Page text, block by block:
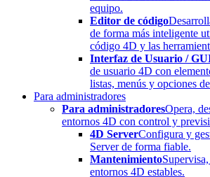
equipo.
Editor de código
de forma más inteligente
código 4D y las
Interfaz de Usuario /
de usuario 4D con
listas, menús y opciones
Para administradores
Para administradoresOpera,
entornos 4D con control y
4D ServerConfigura y
Server de forma fiable.
Mantenimiento
entornos 4D estables.